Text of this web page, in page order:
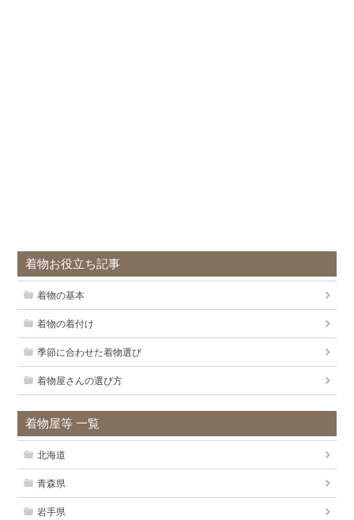
着物お役立ち記事
着物の基本
着物の着付け
季節に合わせた着物選び
着物屋さんの選び方
着物屋等 一覧
北海道
青森県
岩手県